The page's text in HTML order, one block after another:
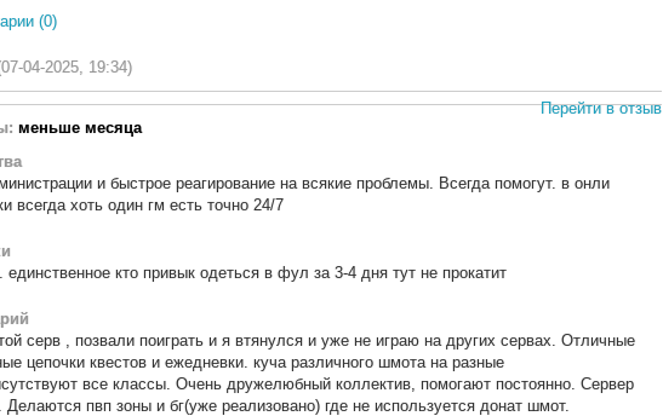
(0)
04-2025, 19:34)
Перейти в отзыв
меньше месяца
и быстрое реагирование на всякие проблемы. Всегда помогут. в онли
всегда хоть один гм есть точно 24/7
единственное кто привык одеться в фул за 3-4 дня тут не прокатит
серв , позвали поиграть и я втянулся и уже не играю на других сервах. Отличные
цепочки квестов и ежедневки. куча различного шмота на разные
все классы. Очень дружелюбный коллектив, помогают постоянно. Сервер
Делаются пвп зоны и бг(уже реализовано) где не используется донат шмот.